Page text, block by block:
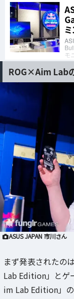
ROG×Aim Lab
ASUS JAPAN 市川さん
まず発表されたの
Lab Edition」とゲ
im Lab Edition」の